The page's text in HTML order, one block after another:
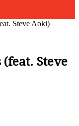
Steve Aoki)
Steve